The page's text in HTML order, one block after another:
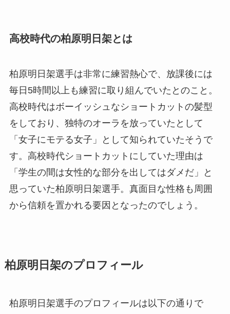
高校時代の柏原明日架とは
柏原明日架選手は非常に練習熱心で、放課後には
毎日5時間以上も練習に取り組んでいたとのこと。
高校時代はボーイッシュなショートカットの髪型
をしており、独特のオーラを放っていたとして
「女子にモテる女子」として知られていたそうで
す。高校時代ショートカットにしていた理由は
「学生の間は女性的な部分を出してはダメだ」と
思っていた柏原明日架選手。真面目な性格も周囲
から信頼を置かれる要因となったのでしょう。
柏原明日架のプロフィール
柏原明日架選手のプロフィールは以下の通りで